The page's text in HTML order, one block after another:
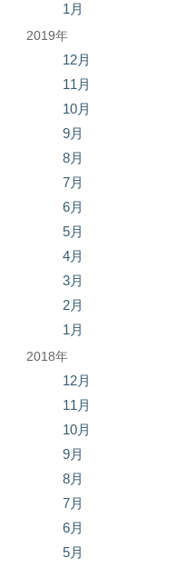
1月
2019年
12月
11月
10月
9月
8月
7月
6月
5月
4月
3月
2月
1月
2018年
12月
11月
10月
9月
8月
7月
6月
5月